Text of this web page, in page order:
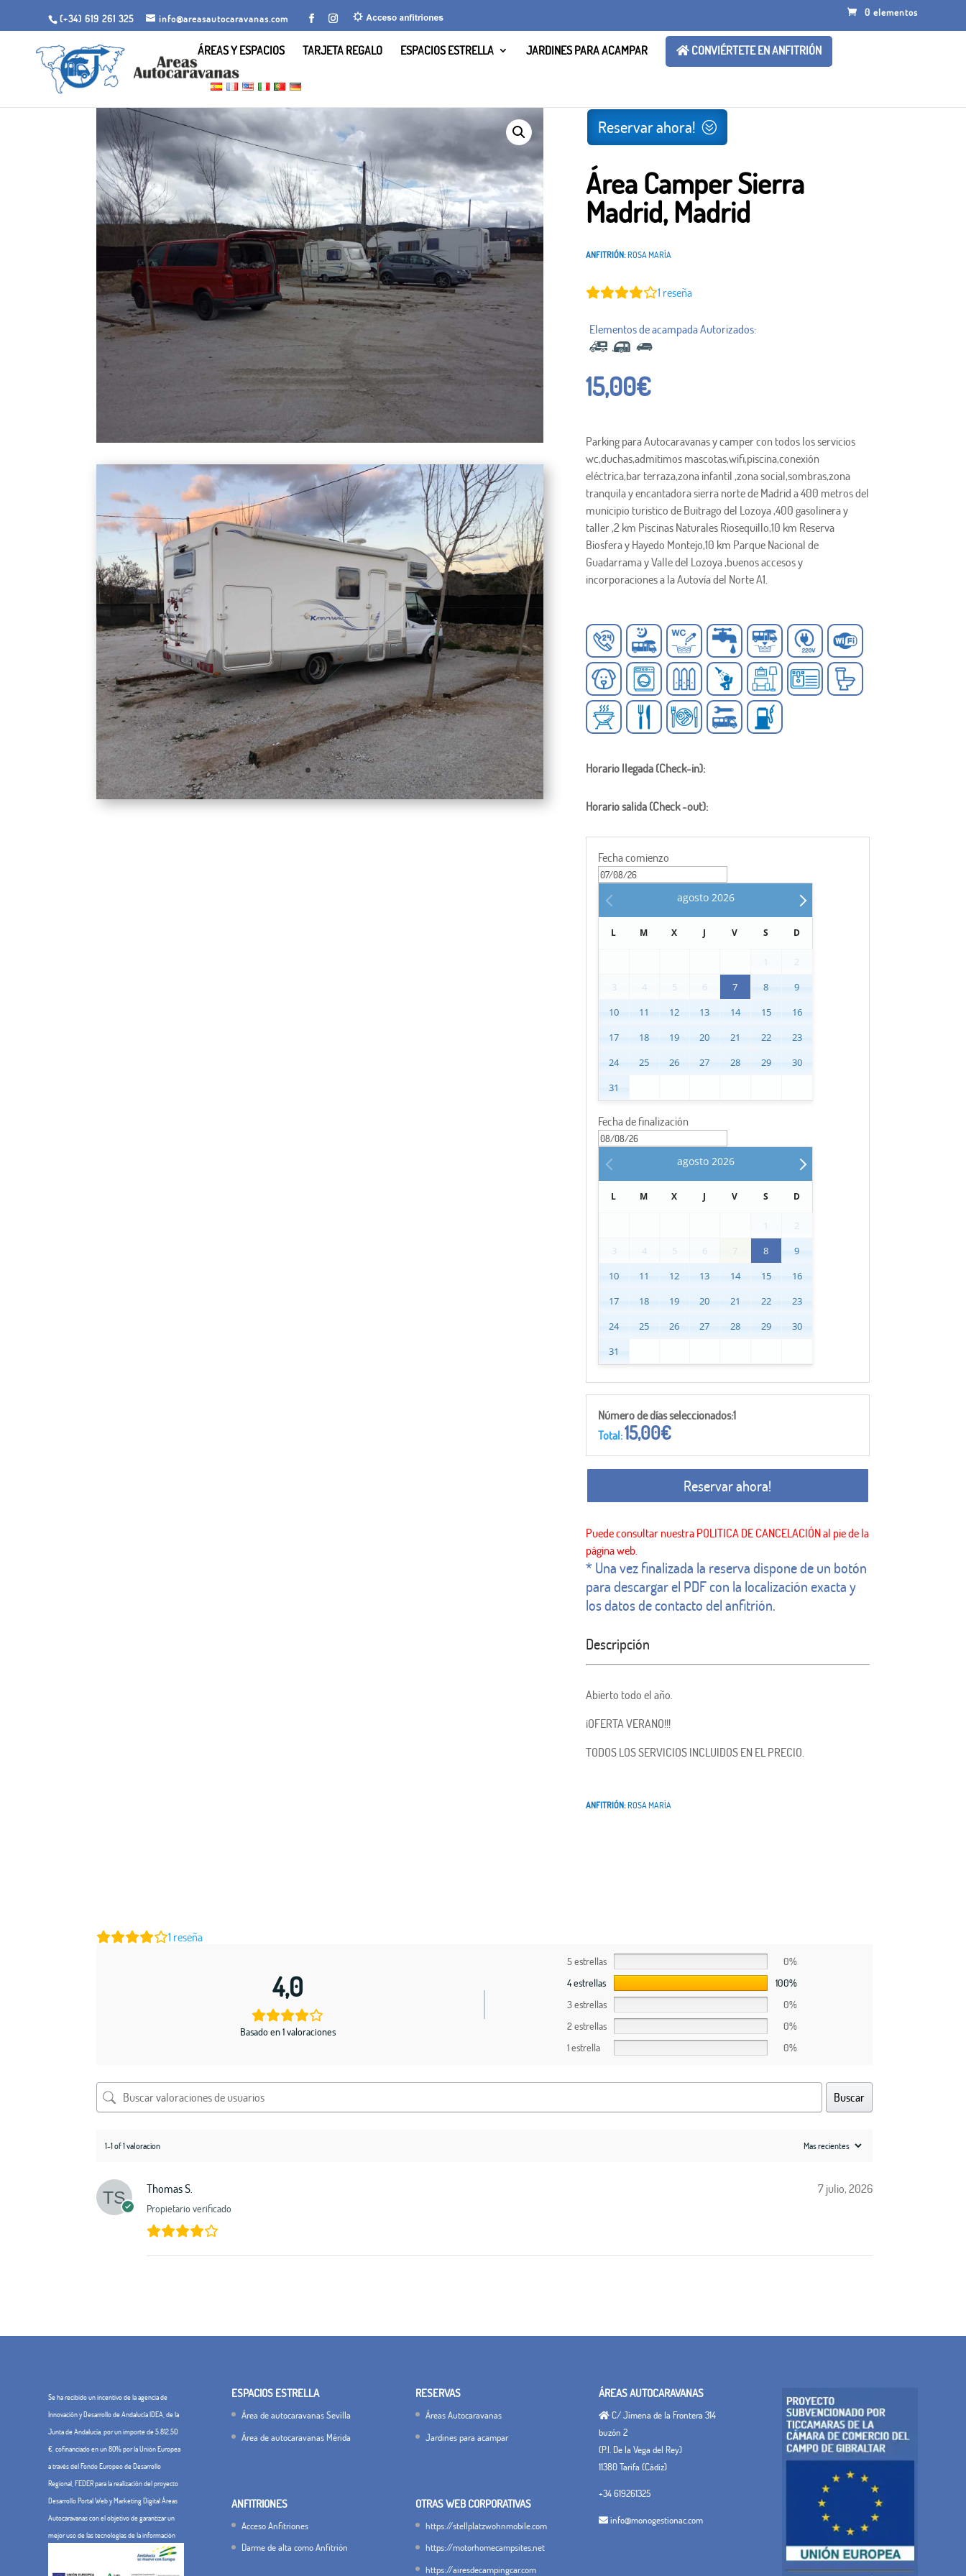
(+34) 619 261 325 info@areasautocaravanas.com
0 elementos
ÁREAS Y ESPACIOS TARJETA REGALO ESPACIOS ESTRELLA JARDINES PARA ACAMPAR
CONVIÉRTETE EN ANFITRIÓN
Inicio
Espacios para autocaravanas
Reservar ahora!
Área Camper Sierra
Madrid, Madrid
ANFITRIÓN:ROSA MARÍA
1 reseña
15,00€
Parking para Autocaravanas y camper con todos los servicios
wc,duchas,admitimos mascotas,wifi,piscina,conexión
eléctrica,bar terraza,zona infantil ,zona social,sombras,zona
tranquila y encantadora sierra norte de Madrid a 400 metros del
municipio turistico de Buitrago del Lozoya ,400 gasolinera y
taller ,2 km Piscinas Naturales Riosequillo,10 km Reserva
Biosfera y Hayedo Montejo,10 km Parque Nacional de
Guadarrama y Valle del Lozoya ,buenos accesos y
incorporaciones a la Autovía del Norte A1.
Horario llegada (Check-in):
Horario salida (Check -out):
Fecha comienzo
agosto 2026
L M X J V S D
1
2
3
4 5 6 7 8
9
10
11 12 13 14 15
16
17
18 19 20 21 22
23
24
25 26 27 28 29
30
31
Fecha de finalización
agosto 2026
L M X J V S D
1
2
3
4 5 6 7 8
9
10
11 12 13 14 15
16
17
18 19 20 21 22
23
24
25 26 27 28 29
30
31
Número de días seleccionados:1
Total:15,00€
Reservar ahora!
* Una vez finalizada la reserva dispone de un botón
para descargar el PDF con la localización exacta y
los datos de contacto del anfitrión.
Descripción
Abierto todo el año.
¡OFERTA VERANO!!!
TODOS LOS SERVICIOS INCLUIDOS EN EL PRECIO.
ANFITRIÓN:ROSA MARÍA
1 reseña
4,0
Basado en 1 valoraciones
5 estrellas
0%
4 estrellas
100%
3 estrellas
0%
2 estrellas
0%
1 estrella
0%
Buscar
1-1 of 1 valoracion
Thomas S.
Propietario verificado
7 julio, 2026
Se ha recibido un incentivo de la agencia de
Innovación y Desarrollo de Andalucía IDEA, de la
Junta de Andalucía, por un importe de 5.812,50
€, cofinanciado en un 80% por la Unión Europea
a través del Fondo Europeo de Desarrollo
Regional, FEDER para la realización del proyecto
Desarrollo Portal Web y Marketing Digital Áreas
Autocaravanas con el objetivo de garantizar un
mejor uso de las tecnologías de la información
ESPACIOS ESTRELLA
Área de autocaravanas Sevilla
Área de autocaravanas Mérida
ANFITRIONES
Acceso Anfitriones
Darme de alta como Anfitrión
RESERVAS
Áreas Autocaravanas
Jardines para acampar
OTRAS WEB CORPORATIVAS
https://stellplatzwohnmobile.com
https://motorhomecampsites.net
https://airesdecampingcar.com
ÁREAS AUTOCARAVANAS
C/ Jimena de la Frontera 314
buzón 2
(P.I. De la Vega del Rey)
11380 Tarifa (Cádiz)
+34 619261325
info@monogestionac.com